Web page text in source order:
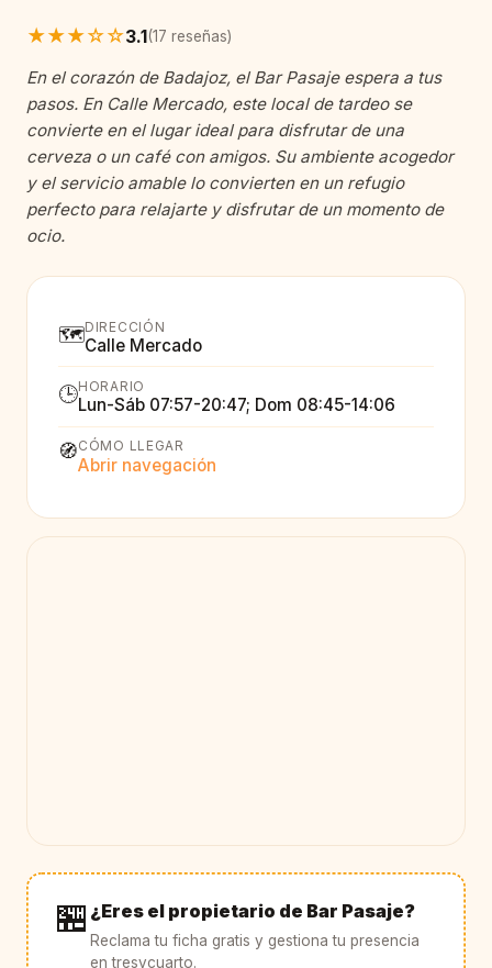
★★★☆☆3.1(17 reseñas)
En el corazón de Badajoz, el Bar Pasaje espera a tus
pasos. En Calle Mercado, este local de tardeo se
convierte en el lugar ideal para disfrutar de una
cerveza o un café con amigos. Su ambiente acogedor
y el servicio amable lo convierten en un refugio
perfecto para relajarte y disfrutar de un momento de
ocio.
🗺️DIRECCIÓN
Calle Mercado
🕒HORARIO
Lun-Sáb 07:57-20:47; Dom 08:45-14:06
🧭CÓMO LLEGAR
Abrir navegación
🏪 ¿Eres el propietario de Bar Pasaje?
Reclama tu ficha gratis y gestiona tu presencia
en tresycuarto.